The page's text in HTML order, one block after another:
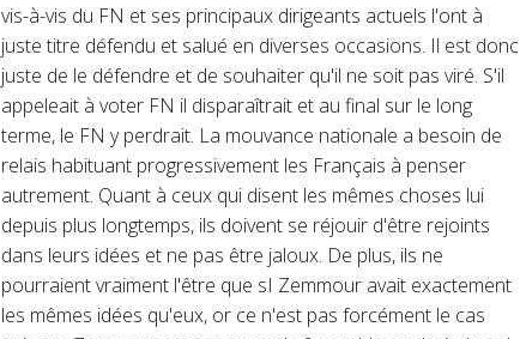
vis-à-vis du FN et ses principaux dirigeants actuels l'ont à
juste titre défendu et salué en diverses occasions. Il est donc
juste de le défendre et de souhaiter qu'il ne soit pas viré. S'il
appeleait à voter FN il disparaîtrait et au final sur le long
terme, le FN y perdrait. La mouvance nationale a besoin de
relais habituant progressivement les Français à penser
autrement. Quant à ceux qui disent les mêmes choses lui
depuis plus longtemps, ils doivent se réjouir d'être rejoints
dans leurs idées et ne pas être jaloux. De plus, ils ne
pourraient vraiment l'être que sI Zemmour avait exactement
les mêmes idées qu'eux, or ce n'est pas forcément le cas